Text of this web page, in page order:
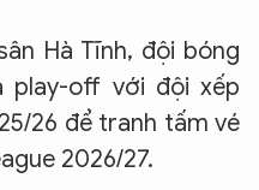
Hà Tĩnh, đội bóng
play-off với đội xếp
26 để tranh tấm vé
2026/27.